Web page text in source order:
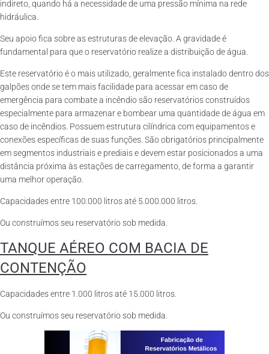
indireto, quando há a necessidade de uma pressão mínima na rede
hidráulica.
Seu apoio fica sobre as estruturas de elevação. A gravidade é
fundamental para que o reservatório realize a distribuição de água.
Este reservatório é o mais utilizado, geralmente fica instalado dentro dos
galpões onde se tem mais facilidade para acessar em caso de
emergência para combate a incêndio são reservatórios construídos
especialmente para armazenar e bombear uma quantidade de água em
caso de incêndios. Possuem estrutura cilíndrica com equipamentos e
conexões específicas de suas funções. São obrigatórios principalmente
em segmentos industriais e prediais e devem estar posicionados a uma
distância próxima às estações de carregamento, de forma a garantir
uma melhor operação.
Capacidades entre 100.000 litros até 5.000.000 litros.
Ou construímos seu reservatório sob medida.
TANQUE AÉREO COM BACIA DE
CONTENÇÃO
Capacidades entre 1.000 litros até 15.000 litros.
Ou construímos seu reservatório sob medida.